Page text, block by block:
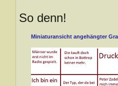
So denn!
Miniaturansicht angehängter